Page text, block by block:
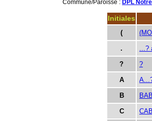
Commune/Paroisse : DPL
Initiales
(
.
? ?
A
B
C